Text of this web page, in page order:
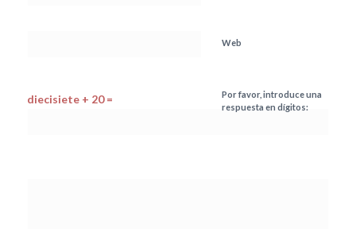
Web
Por favor, introduce una
respuesta en dígitos:
diecisiete + 20 =